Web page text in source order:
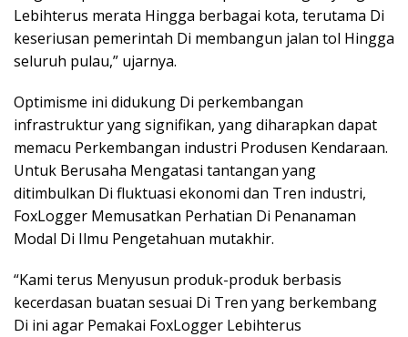
Lebihterus merata Hingga berbagai kota, terutama Di
keseriusan pemerintah Di membangun jalan tol Hingga
seluruh pulau,” ujarnya.
Optimisme ini didukung Di perkembangan
infrastruktur yang signifikan, yang diharapkan dapat
memacu Perkembangan industri Produsen Kendaraan.
Untuk Berusaha Mengatasi tantangan yang
ditimbulkan Di fluktuasi ekonomi dan Tren industri,
FoxLogger Memusatkan Perhatian Di Penanaman
Modal Di Ilmu Pengetahuan mutakhir.
“Kami terus Menyusun produk-produk berbasis
kecerdasan buatan sesuai Di Tren yang berkembang
Di ini agar Pemakai FoxLogger Lebihterus